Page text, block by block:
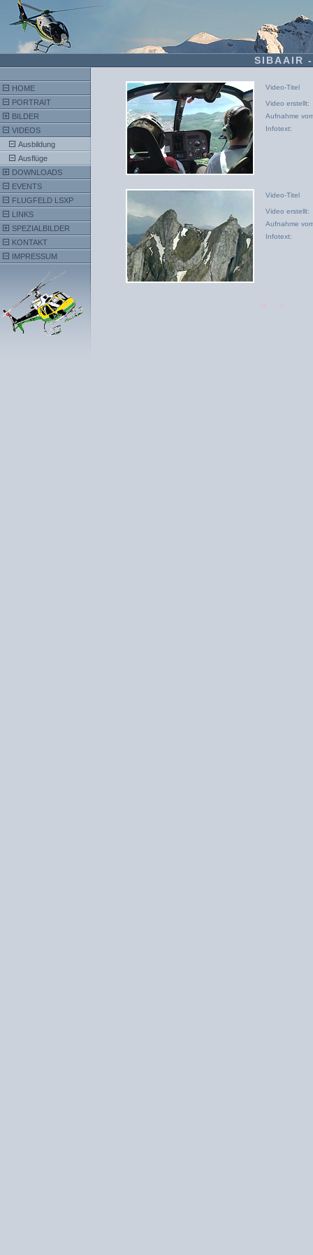
SIBAAIR
HOME
PORTRAIT
BILDER
VIDEOS
Ausbildung
Ausflüge
DOWNLOADS
EVENTS
FLUGFELD LSXP
LINKS
SPEZIALBILDER
KONTAKT
IMPRESSUM
Video-Titel
Video erstellt:
Aufnahme
Infotext:
Video-Titel
Video erstellt:
Aufnahme
Infotext: